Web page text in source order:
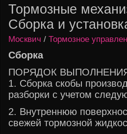
Тормозные
Сборка и
Москвич / Тормозное
Сборка
ПОРЯДОК
1. Сборка скобы
разборки с учетом
2. Внутреннюю
свежей тормозной